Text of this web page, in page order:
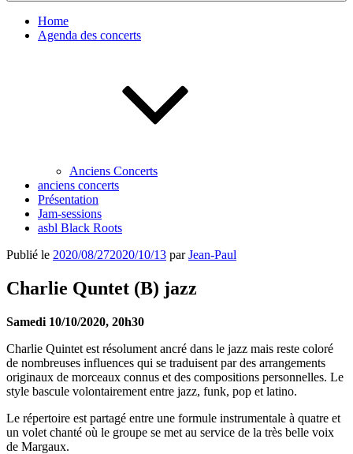
Home
Agenda des concerts
Anciens Concerts
anciens concerts
Présentation
Jam-sessions
asbl Black Roots
Publié le 2020/08/272020/10/13 parJean-Paul
Charlie Quntet (B) jazz
Samedi 10/10/2020, 20h30
Charlie Quintet est résolument ancré dans le jazz mais reste coloré
de nombreuses influences qui se traduisent par des arrangements
originaux de morceaux connus et des compositions personnelles. Le
style bascule volontairement entre jazz, funk, pop et latino.
Le répertoire est partagé entre une formule instrumentale à quatre et
un volet chanté où le groupe se met au service de la très belle voix
de Margaux.